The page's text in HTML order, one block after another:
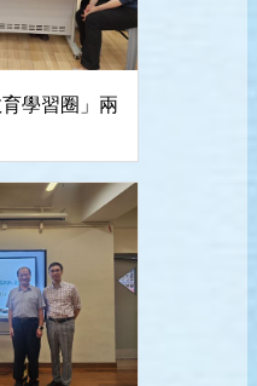
育學習圈」兩